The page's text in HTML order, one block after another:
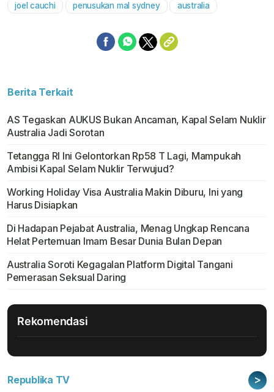
joel cauchi penusukan mal sydney australia
Berita Terkait
AS Tegaskan AUKUS Bukan Ancaman, Kapal Selam Nuklir
Australia Jadi Sorotan
Tetangga RI Ini Gelontorkan Rp58 T Lagi, Mampukah
Ambisi Kapal Selam Nuklir Terwujud?
Working Holiday Visa Australia Makin Diburu, Ini yang
Harus Disiapkan
Di Hadapan Pejabat Australia, Menag Ungkap Rencana
Helat Pertemuan Imam Besar Dunia Bulan Depan
Australia Soroti Kegagalan Platform Digital Tangani
Pemerasan Seksual Daring
Rekomendasi
Republika TV >